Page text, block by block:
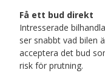
Få ett bud direkt
Intresserade
ser snabbt vad bilen
acceptera det bud
risk för prutning.